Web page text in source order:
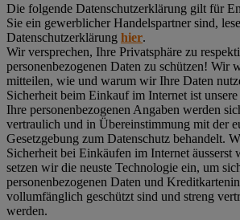
Die folgende Datenschutzerklärung gilt für
Sie ein gewerblicher Handelspartner sind,
Datenschutzerklärung hier.
Wir versprechen, Ihre Privatsphäre zu
personenbezogenen Daten zu schützen! Wir
mitteilen, wie und warum wir Ihre Daten
Sicherheit beim Einkauf im Internet ist
Ihre personenbezogenen Angaben werden
vertraulich und in Übereinstimmung mit der
Gesetzgebung zum Datenschutz behandelt.
Sicherheit bei Einkäufen im Internet äusserst
setzen wir die neuste Technologie ein, um
personenbezogenen Daten und
vollumfänglich geschützt sind und streng
werden.